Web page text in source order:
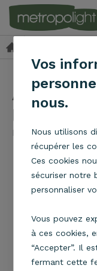
Applique
laiton
Metropolight
Vos
nous.
Nous utilisons
récupérer les
Ces cookies
sécuriser notre
personnaliser
Vous pouvez
à ces cookies,
“Accepter”. Il
fermant cette